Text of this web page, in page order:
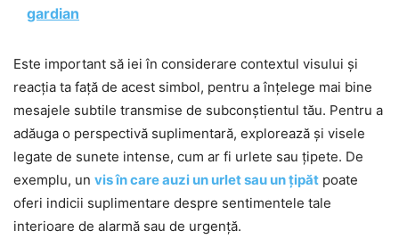
gardian
Este important să iei în considerare contextul visului și
reacția ta față de acest simbol, pentru a înțelege mai bine
mesajele subtile transmise de subconștientul tău. Pentru a
adăuga o perspectivă suplimentară, explorează și visele
legate de sunete intense, cum ar fi urlete sau țipete. De
exemplu, un vis în care auzi un urlet sau un țipăt poate
oferi indicii suplimentare despre sentimentele tale
interioare de alarmă sau de urgență.